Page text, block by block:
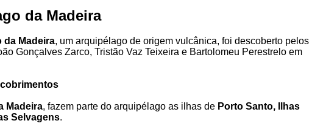
da Madeira
da Madeira, um arquipélago de origem vulcânica, foi descoberto pelos
Gonçalves Zarco, Tristão Vaz Teixeira e Bartolomeu Perestrelo em
Madeira, fazem parte do arquipélago as ilhas de Porto Santo, Ilhas
Selvagens.